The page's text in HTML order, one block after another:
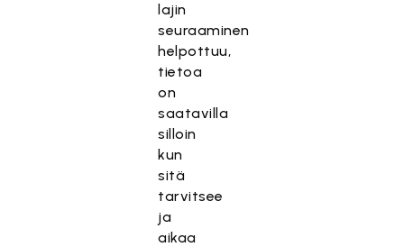
lajin
seuraaminen
helpottuu,
tietoa
on
saatavilla
silloin
kun
sitä
tarvitsee
ja
aikaa